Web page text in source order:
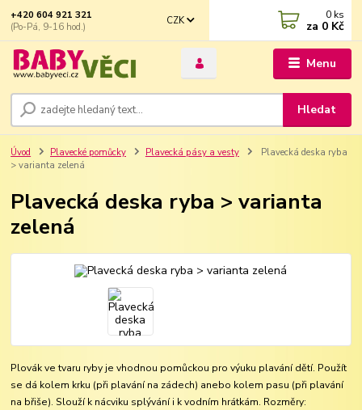
Menu
CZK
Hledat
+420 604 921 321
(Po-Pá, 9-16 hod.)
0 ks
za 0 Kč
Úvod Plavecké pomůcky Plavecká pásy a vesty
Plavecká deska ryba
> varianta zelená
Plavecká deska ryba > varianta
zelená
Plovák ve tvaru ryby je vhodnou pomůckou pro výuku plavání dětí. Použít
se dá kolem krku (při plavání na zádech) anebo kolem pasu (při plavání
na břiše). Slouží k nácviku splývání i k vodním hrátkám. Rozměry: